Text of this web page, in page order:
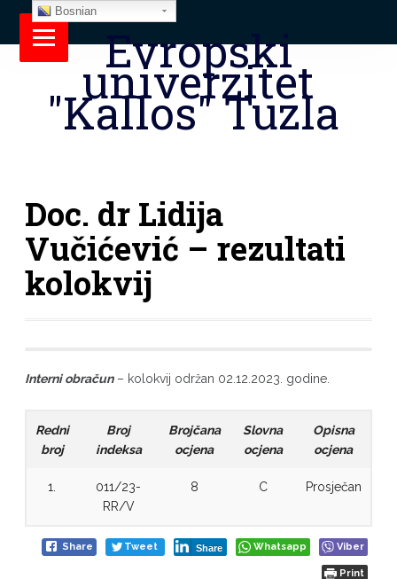
Evropski
univerzitet
"Kallos" Tuzla
Doc. dr Lidija
Vučićević – rezultati
kolokvij
Interni obračun– kolokvij održan 02.12.2023. godine.
Redni
broj
Broj
indeksa
Brojčana
ocjena
Slovna
ocjena
Opisna
ocjena
1.
011/23-
RR/V
8 C Prosječan
Share Tweet Share Whatsapp Viber
Print
Bosnian